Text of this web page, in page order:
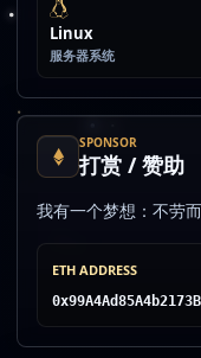
Linux
服务器系统
SPONSOR
打赏 / 赞助
我有一个梦想：不劳
ETH ADDRESS